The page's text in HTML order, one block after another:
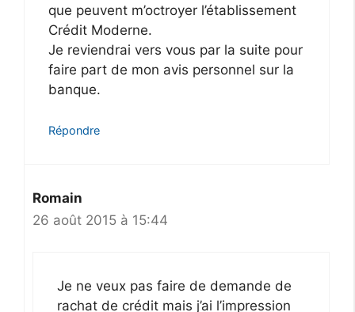
que peuvent m’octroyer l’établissement
Crédit Moderne.
Je reviendrai vers vous par la suite pour
faire part de mon avis personnel sur la
banque.
Répondre
Romain
26 août 2015 à 15:44
Je ne veux pas faire de demande de
rachat de crédit mais j’ai l’impression